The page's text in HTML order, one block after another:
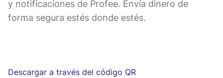
y notificaciones de Profee. Envía dinero de
forma segura estés donde estés.
Descargar a través del código QR